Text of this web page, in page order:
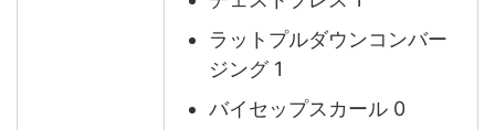
ラットプルダウンコンバー
ジング 1
バイセップスカール 0